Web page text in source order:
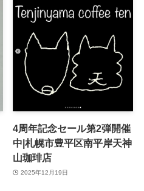
4周年記念セール第2弾開催
中|札幌市豊平区南平岸天神
山珈琲店
2025年12月19日